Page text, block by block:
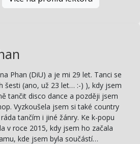
Phan (DiU) a je mi 29 let. Tanci se
šesti (ano, už 23 let… :-) ), kdy jsem
tančit disco dance a později jsem
Vyzkoušela jsem si také country
tančím i jiné žánry. Ke k-popu
v roce 2015, kdy jsem ho začala
kde jsem byla součástí…